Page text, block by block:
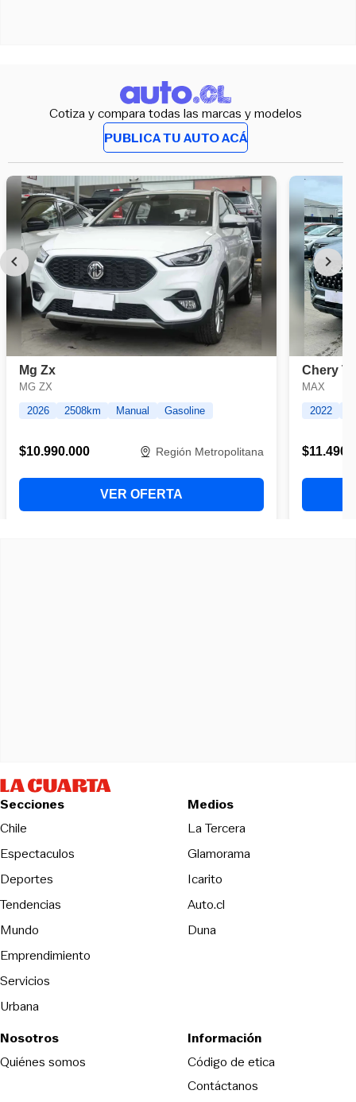
Cotiza y compara todas las marcas y modelos
PUBLICA TU AUTO ACÁ
Secciones
Chile
Espectaculos
Deportes
Tendencias
Mundo
Emprendimiento
Servicios
Urbana
Medios
La TerceraOpens in new
Glamorama
Icarito
Auto.cl
DunaOpens in new window
Nosotros
Quiénes somos
Información
Código de eticaOpens in new
Contáctanos